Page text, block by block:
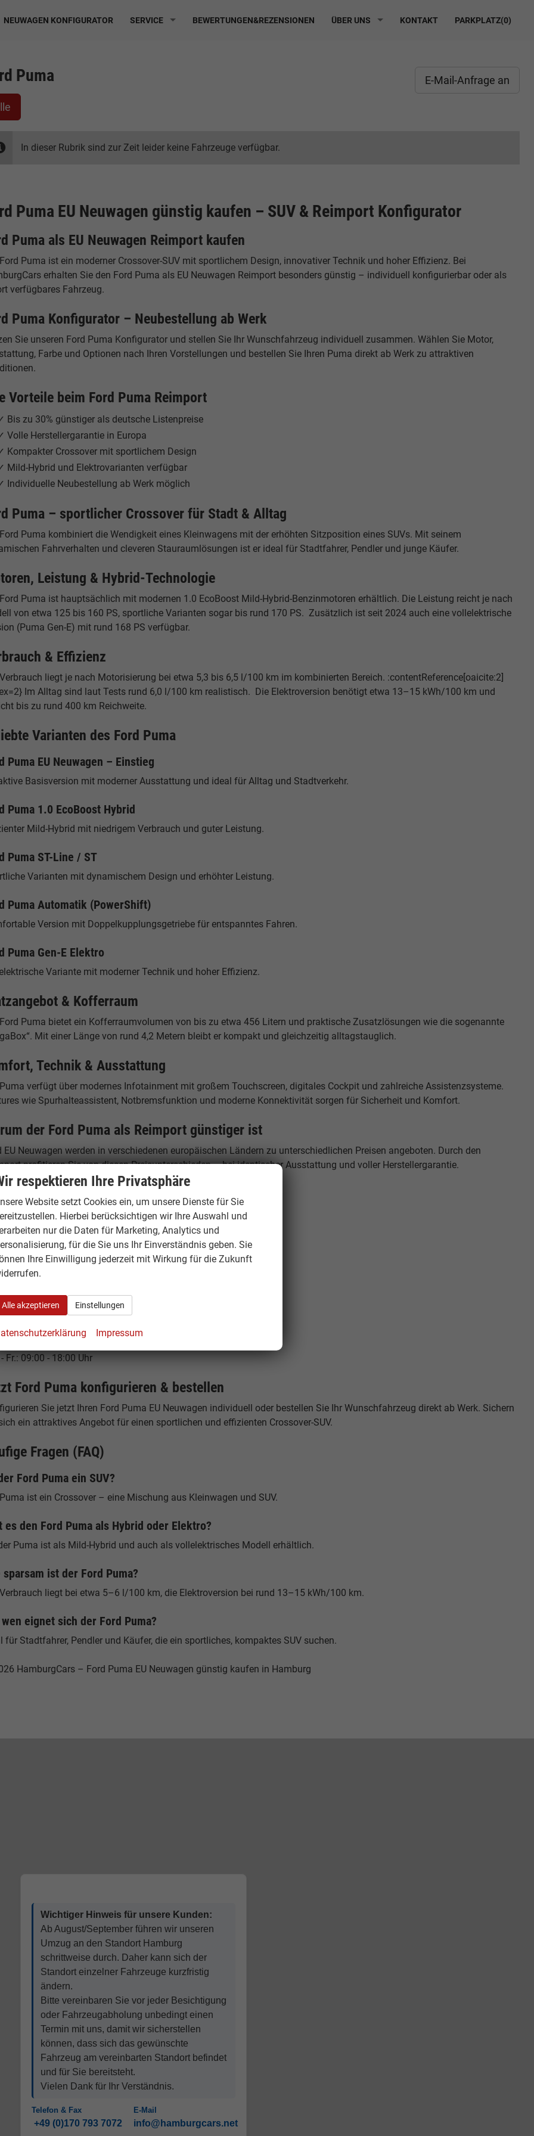
NEUWAGEN KONFIGURATOR SERVICE BEWERTUNGEN&REZENSIONEN ÜBER UNS KONTAKT PARKPLATZ(0)
E-Mail-Anfrage an
Puma
In dieser Rubrik sind zur Zeit leider keine Fahrzeuge verfügbar.
Puma EU Neuwagen günstig kaufen – SUV & Reimport Konfigurator
Puma als EU Neuwagen Reimport kaufen
Puma ist ein moderner Crossover-SUV mit sportlichem Design, innovativer Technik und hoher Effizienz. Bei
erhalten Sie den Ford Puma als EU Neuwagen Reimport besonders günstig – individuell konfigurierbar oder als
verfügbares Fahrzeug.
Puma Konfigurator – Neubestellung ab Werk
Sie unseren Ford Puma Konfigurator und stellen Sie Ihr Wunschfahrzeug individuell zusammen. Wählen Sie Motor,
Farbe und Optionen nach Ihren Vorstellungen und bestellen Sie Ihren Puma direkt ab Werk zu attraktiven
Vorteile beim Ford Puma Reimport
Bis zu 30% günstiger als deutsche Listenpreise
Volle Herstellergarantie in Europa
Kompakter Crossover mit sportlichem Design
Mild-Hybrid und Elektrovarianten verfügbar
Individuelle Neubestellung ab Werk möglich
Puma – sportlicher Crossover für Stadt & Alltag
Puma kombiniert die Wendigkeit eines Kleinwagens mit der erhöhten Sitzposition eines SUVs. Mit seinem
Fahrverhalten und cleveren Stauraumlösungen ist er ideal für Stadtfahrer, Pendler und junge Käufer.
Leistung & Hybrid-Technologie
Puma ist hauptsächlich mit modernen 1.0 EcoBoost Mild-Hybrid-Benzinmotoren erhältlich. Die Leistung reicht je nach
von etwa 125 bis 160 PS, sportliche Varianten sogar bis rund 170 PS. Zusätzlich ist seit 2024 auch eine vollelektrische
(Puma Gen-E) mit rund 168 PS verfügbar.
& Effizienz
liegt je nach Motorisierung bei etwa 5,3 bis 6,5 l/100 km im kombinierten Bereich. :contentReference[oaicite:2]
Im Alltag sind laut Tests rund 6,0 l/100 km realistisch. Die Elektroversion benötigt etwa 13–15 kWh/100 km und
bis zu rund 400 km Reichweite.
Varianten des Ford Puma
Puma EU Neuwagen – Einstieg
Basisversion mit moderner Ausstattung und ideal für Alltag und Stadtverkehr.
Puma 1.0 EcoBoost Hybrid
Mild-Hybrid mit niedrigem Verbrauch und guter Leistung.
Puma ST-Line / ST
Varianten mit dynamischem Design und erhöhter Leistung.
Puma Automatik (PowerShift)
Version mit Doppelkupplungsgetriebe für entspanntes Fahren.
Puma Gen-E Elektro
Variante mit moderner Technik und hoher Effizienz.
& Kofferraum
Puma bietet ein Kofferraumvolumen von bis zu etwa 456 Litern und praktische Zusatzlösungen wie die sogenannte
Mit einer Länge von rund 4,2 Metern bleibt er kompakt und gleichzeitig alltagstauglich.
Technik & Ausstattung
verfügt über modernes Infotainment mit großem Touchscreen, digitales Cockpit und zahlreiche Assistenzsysteme.
wie Spurhalteassistent, Notbremsfunktion und moderne Konnektivität sorgen für Sicherheit und Komfort.
der Ford Puma als Reimport günstiger ist
EU Neuwagen werden in verschiedenen europäischen Ländern zu unterschiedlichen Preisen angeboten. Durch den
profitieren Sie von diesen Preisunterschieden – bei identischer Ausstattung und voller Herstellergarantie.
Hamburg – Ihr Ansprechpartner
19
Hamburg
+49 40 500 977 29 - 0
+49 40 500 977 29 - 49
info@hamburgcars.net
Fr.: 09:00 - 18:00 Uhr
Ford Puma konfigurieren & bestellen
Sie jetzt Ihren Ford Puma EU Neuwagen individuell oder bestellen Sie Ihr Wunschfahrzeug direkt ab Werk. Sichern
ein attraktives Angebot für einen sportlichen und effizienten Crossover-SUV.
Fragen (FAQ)
Ford Puma ein SUV?
ist ein Crossover – eine Mischung aus Kleinwagen und SUV.
es den Ford Puma als Hybrid oder Elektro?
Puma ist als Mild-Hybrid und auch als vollelektrisches Modell erhältlich.
sparsam ist der Ford Puma?
liegt bei etwa 5–6 l/100 km, die Elektroversion bei rund 13–15 kWh/100 km.
eignet sich der Ford Puma?
für Stadtfahrer, Pendler und Käufer, die ein sportliches, kompaktes SUV suchen.
HamburgCars – Ford Puma EU Neuwagen günstig kaufen in Hamburg
Wichtiger Hinweis für unsere Kunden:
Ab August/September führen wir unseren
Umzug an den Standort Hamburg
schrittweise durch. Daher kann sich der
Standort einzelner Fahrzeuge kurzfristig
ändern.
Bitte vereinbaren Sie vor jeder Besichtigung
oder Fahrzeugabholung unbedingt einen
Termin mit uns, damit wir sicherstellen
können, dass sich das gewünschte
Fahrzeug am vereinbarten Standort befindet
und für Sie bereitsteht.
Vielen Dank für Ihr Verständnis.
Telefon & Fax
+49 (0)170 793 7072
E-Mail
info@hamburgcars.net
respektieren Ihre Privatsphäre
Website setzt Cookies ein, um unsere Dienste für Sie
Hierbei berücksichtigen wir Ihre Auswahl und
nur die Daten für Marketing, Analytics und
für die Sie uns Ihr Einverständnis geben. Sie
Ihre Einwilligung jederzeit mit Wirkung für die Zukunft
Alle akzeptieren Einstellungen
Impressum